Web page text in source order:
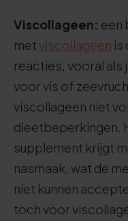
Viscollageen: een
met viscollageen is
reacties, vooral als
voor vis of
viscollageen niet
dieetbeperkingen.
supplement krijgt
nasmaak, wat de
niet kunnen
toch voor